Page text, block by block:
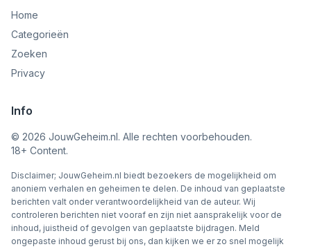
Home
Categorieën
Zoeken
Privacy
Info
© 2026 JouwGeheim.nl. Alle rechten voorbehouden.
18+ Content.
Disclaimer; JouwGeheim.nl biedt bezoekers de mogelijkheid om
anoniem verhalen en geheimen te delen. De inhoud van geplaatste
berichten valt onder verantwoordelijkheid van de auteur. Wij
controleren berichten niet vooraf en zijn niet aansprakelijk voor de
inhoud, juistheid of gevolgen van geplaatste bijdragen. Meld
ongepaste inhoud gerust bij ons, dan kijken we er zo snel mogelijk